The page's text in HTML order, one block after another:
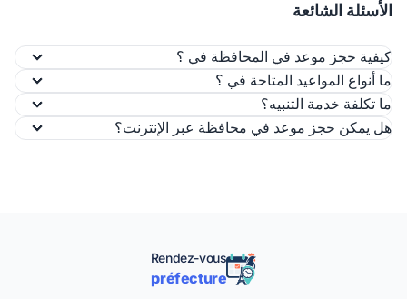
الأسئلة الشائعة
كيفية حجز موعد في المحافظة في ؟
ما أنواع المواعيد المتاحة في ؟
ما تكلفة خدمة التنبيه؟
هل يمكن حجز موعد في محافظة عبر الإنترنت؟
Rendez-vous
préfecture